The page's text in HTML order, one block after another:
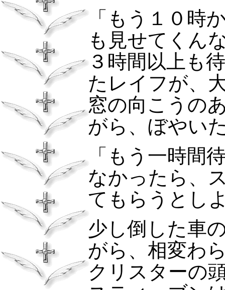
「もう１０時
も見せてくん
３時間以上も
たレイフが、
窓の向こうの
がら、ぼやい
「もう一時間
なかったら、
てもらうとし
少し倒した車
がら、相変わ
クリスターの